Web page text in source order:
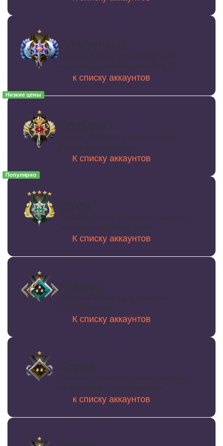
Властелины
Сильный рейтинг и уверенная игра —
выше большинства игроков Dota 2
к списку аккаунтов
Низкие цены
Легенды
Один из самых популярных рангов —
баланс скилла и цены
К списку аккаунтов
Популярно
Герои
Средний рейтинг с хорошим подбором
матчей и комфортной игрой.
К списку аккаунтов
Рыцарь
Отличный вариант для приятных
рейтинговых игр
К списку аккаунтов
Страж
Базовый рейтинг для спокойной игры и
легких побед в пати с друзьями
к списку аккаунтов